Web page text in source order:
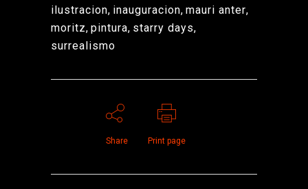
ilustracion, inauguracion, mauri anter,
moritz, pintura, starry days,
surrealismo
Share Print page